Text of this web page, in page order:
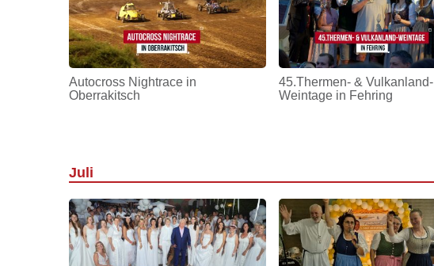
Autocross Nightrace in
Oberrakitsch
45.Thermen- & Vulkanland-
Weintage in Fehring
Juli